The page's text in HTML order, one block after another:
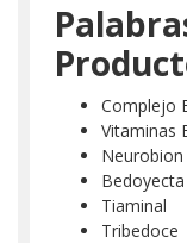
Complejo
Vitaminas
Neurobion
Bedoyecta
Tiaminal
Tribedoce